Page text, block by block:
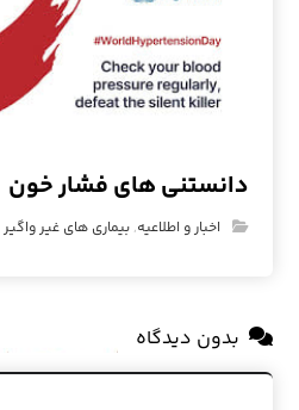
دانستنی های فشار خون
اخبار و اطلاعیه,بیماری های غیر واگیر
بدون دیدگاه